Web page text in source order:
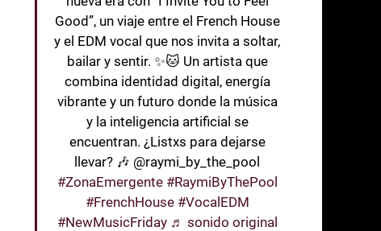
Good”, un viaje entre el French House
y el EDM vocal que nos invita a soltar,
bailar y sentir. ✨🐱 Un artista que
combina identidad digital, energía
vibrante y un futuro donde la música
y la inteligencia artificial se
encuentran. ¿Listxs para dejarse
llevar? 🎶 @raymi_by_the_pool
#ZonaEmergente #RaymiByThePool
#FrenchHouse #VocalEDM
#NewMusicFriday ♬ sonido original